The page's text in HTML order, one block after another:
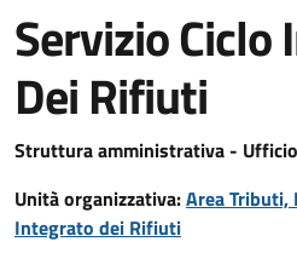
Servizio
Dei Rifiuti
Struttura amministrativa - Ufficio
Unità organizzativa:Area Tributi,
Integrato dei Rifiuti